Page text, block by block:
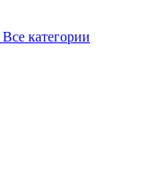
Все категории